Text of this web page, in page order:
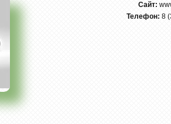
Сайт:
Телефон: 8